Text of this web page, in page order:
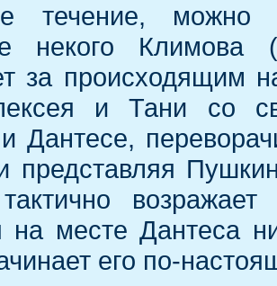
течение,
некого Климова
за происходящим
и Тани со
Дантесе,
представляя
на месте Дантеса
его по-